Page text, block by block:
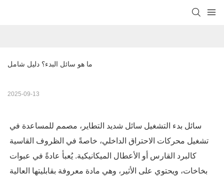
ما هو سائل البدء؟ دليل شامل
2025-09-13
سائل بدء التشغيل سائل شديد التطاير، مصمم للمساعدة في
تشغيل محركات الاحتراق الداخلي، خاصةً في الظروف القاسية
كالبرد القارس أو الأعطال الميكانيكية. يُعبأ عادةً في عبوات
بخاخات، ويحتوي على الأثير، وهي مادة معروفة بقابليتها العالية